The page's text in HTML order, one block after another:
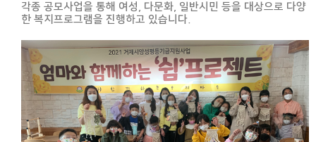
각종 공모사업을 통해 여성, 다문화, 일반시민 등을 대상으로 다양
한 복지프로그램을 진행하고 있습니다.